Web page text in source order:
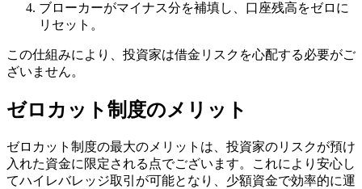
ブローカーがマイナス分を補填し、口座残高をゼロに
リセット。
この仕組みにより、投資家は借金リスクを心配する必要がご
ざいません。
ゼロカット制度のメリット
ゼロカット制度の最大のメリットは、投資家のリスクが預け
入れた資金に限定される点でございます。これにより安心し
てハイレバレッジ取引が可能となり、少額資金で効率的に運